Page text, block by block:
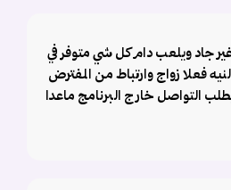
جاد ويلعب دام كل شي متوفر في
فعلا زواج وارتباط من المفترض
التواصل خارج البرنامج ماعدا